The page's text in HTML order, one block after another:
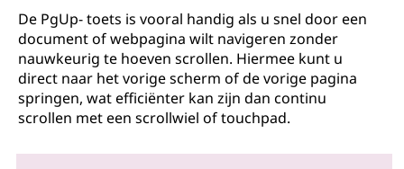
De PgUp- toets is vooral handig als u snel door een
document of webpagina wilt navigeren zonder
nauwkeurig te hoeven scrollen. Hiermee kunt u
direct naar het vorige scherm of de vorige pagina
springen, wat efficiënter kan zijn dan continu
scrollen met een scrollwiel of touchpad.